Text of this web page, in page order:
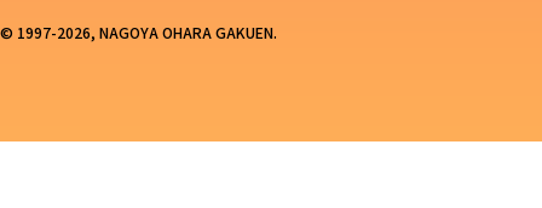
© 1997-2026, NAGOYA OHARA GAKUEN.